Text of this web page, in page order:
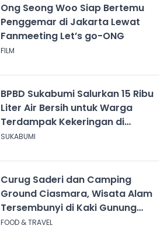
Ong Seong Woo Siap Bertemu
Penggemar di Jakarta Lewat
Fanmeeting Let’s go-ONG
FILM
BPBD Sukabumi Salurkan 15 Ribu
Liter Air Bersih untuk Warga
Terdampak Kekeringan di
Cicurug
SUKABUMI
Curug Saderi dan Camping
Ground Ciasmara, Wisata Alam
Tersembunyi di Kaki Gunung
Salak
FOOD & TRAVEL